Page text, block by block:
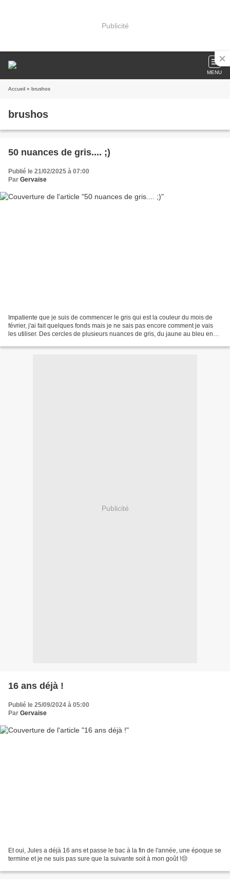
Publicité
MENU
Accueil » brushos
brushos
50 nuances de gris.... ;)
Publié le 21/02/2025 à 07:00
Par Gervaise
Impatiente que je suis de commencer le gris qui est la couleur du mois de
février, j'ai fait quelques fonds mais je ne sais pas encore comment je vais
les utiliser. Des cercles de plusieurs nuances de gris, du jaune au bleu en
Publicité
16 ans déjà !
Publié le 25/09/2024 à 05:00
Par Gervaise
Et oui, Jules a déjà 16 ans et passe le bac à la fin de l'année, une époque se
termine et je ne suis pas sure que la suivante soit à mon goût !😒